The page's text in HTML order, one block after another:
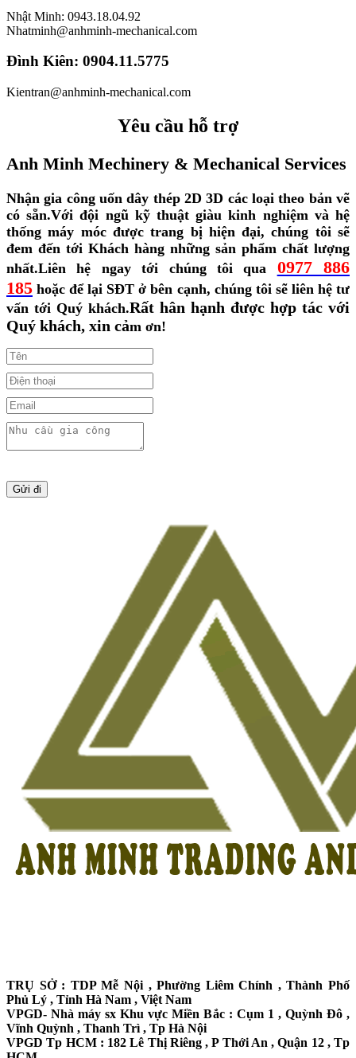
Nhật Minh: 0943.18.04.92
Nhatminh@anhminh-mechanical.com
Đình Kiên: 0904.11.5775
Kientran@anhminh-mechanical.com
Yêu cầu hỗ trợ
Anh Minh Mechinery & Mechanical Services
Nhận gia công uốn dây thép 2D 3D các loại theo bản vẽ
có sẵn.Với đội ngũ kỹ thuật giàu kinh nghiệm và hệ
thống máy móc được trang bị hiện đại, chúng tôi sẽ
đem đến tới Khách hàng những sản phẩm chất lượng
nhất.Liên hệ ngay tới chúng tôi qua 0977 886
185 hoặc để lại SĐT ở bên cạnh, chúng tôi sẽ liên hệ tư
vấn tới Quý khách.Rất hân hạnh được hợp tác với
Quý khách, xin cảm ơn!
Gửi đi
TRỤ SỞ : TDP Mễ Nội , Phường Liêm Chính , Thành Phố
Phủ Lý , Tỉnh Hà Nam , Việt Nam
VPGD- Nhà máy sx Khu vực Miền Bắc : Cụm 1 , Quỳnh Đô ,
Vĩnh Quỳnh , Thanh Trì , Tp Hà Nội
VPGD Tp HCM : 182 Lê Thị Riêng , P Thới An , Quận 12 , Tp